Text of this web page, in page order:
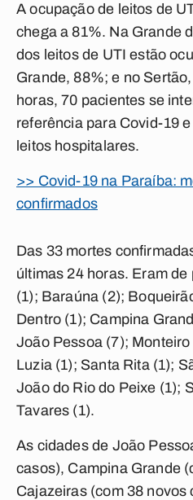
A ocupação de leitos de
chega a 81%. Na Grande
dos leitos de UTI estão
Grande, 88%; e no
horas, 70 pacientes se
referência para Covid-19
leitos hospitalares.
>> Covid-19 na Paraíba:
confirmados
Das 33 mortes
últimas 24 horas. Eram
(1); Baraúna (2);
Dentro (1); Campina
João Pessoa (7);
Luzia (1); Santa Rita (1);
João do Rio do Peixe (1);
Tavares (1).
As cidades de João
casos), Campina Grande
Cajazeiras (com 38 novos